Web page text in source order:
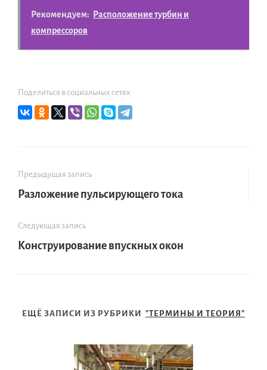
Рекомендуем:
Расположение турбин и
компрессоров
Поделиться в социальных сетях
Предыдущая запись
Разложение пульсирующего тока
Следующая запись
Конструирование впускных окон
ЕЩЁ ЗАПИСИ ИЗ РУБРИКИ "ТЕРМИНЫ И ТЕОРИЯ"